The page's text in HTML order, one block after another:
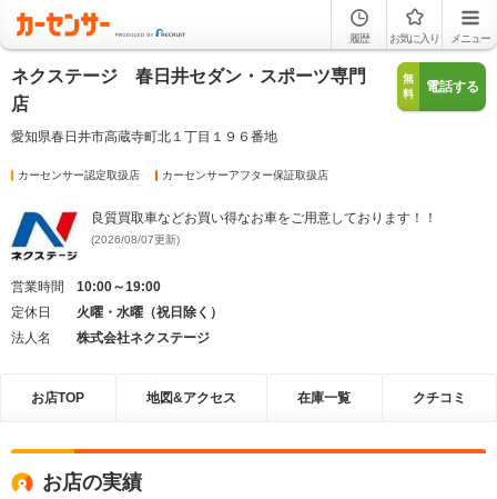
履歴 お気に入り メニュー
ネクステージ 春日井セダン・スポーツ専門
店
愛知県春日井市高蔵寺町北１丁目１９６番地
無
料
電話する
カーセンサー認定取扱店 カーセンサーアフター保証取扱店
良質買取車などお買い得なお車をご用意しております！！
(2026/08/07更新)
営業時間
10:00～19:00
定休日
火曜・水曜（祝日除く）
法人名
株式会社ネクステージ
お店TOP 地図&アクセス 在庫一覧 クチコミ
お店の実績